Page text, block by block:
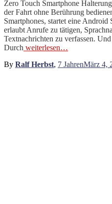
Zero Touch Smartphone
der Fahrt ohne Berührung
Smartphones, startet eine Android
erlaubt Anrufe zu tätigen,
Textnachrichten zu verfassen.
Durch weiterlesen…
By Ralf Herbst, 7 JahrenMärz 4,